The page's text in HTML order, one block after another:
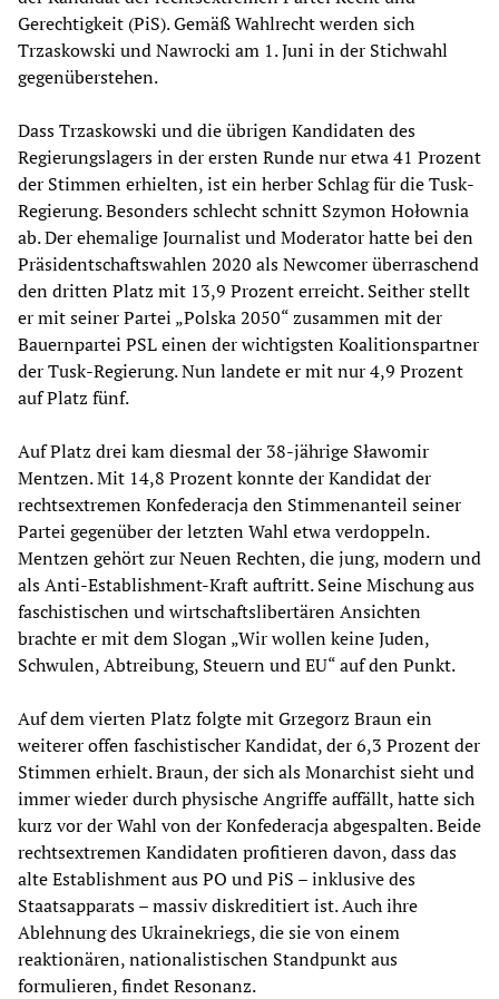
Gerechtigkeit (PiS). Gemäß Wahlrecht werden sich
Trzaskowski und Nawrocki am 1. Juni in der Stichwahl
gegenüberstehen.
Dass Trzaskowski und die übrigen Kandidaten des
Regierungslagers in der ersten Runde nur etwa 41 Prozent
der Stimmen erhielten, ist ein herber Schlag für die Tusk-
Regierung. Besonders schlecht schnitt Szymon Hołownia
ab. Der ehemalige Journalist und Moderator hatte bei den
Präsidentschaftswahlen 2020 als Newcomer überraschend
den dritten Platz mit 13,9 Prozent erreicht. Seither stellt
er mit seiner Partei „Polska 2050“ zusammen mit der
Bauernpartei PSL einen der wichtigsten Koalitionspartner
der Tusk-Regierung. Nun landete er mit nur 4,9 Prozent
auf Platz fünf.
Auf Platz drei kam diesmal der 38-jährige Sławomir
Mentzen. Mit 14,8 Prozent konnte der Kandidat der
rechtsextremen Konfederacja den Stimmenanteil seiner
Partei gegenüber der letzten Wahl etwa verdoppeln.
Mentzen gehört zur Neuen Rechten, die jung, modern und
als Anti-Establishment-Kraft auftritt. Seine Mischung aus
faschistischen und wirtschaftslibertären Ansichten
brachte er mit dem Slogan „Wir wollen keine Juden,
Schwulen, Abtreibung, Steuern und EU“ auf den Punkt.
Auf dem vierten Platz folgte mit Grzegorz Braun ein
weiterer offen faschistischer Kandidat, der 6,3 Prozent der
Stimmen erhielt. Braun, der sich als Monarchist sieht und
immer wieder durch physische Angriffe auffällt, hatte sich
kurz vor der Wahl von der Konfederacja abgespalten. Beide
rechtsextremen Kandidaten profitieren davon, dass das
alte Establishment aus PO und PiS – inklusive des
Staatsapparats – massiv diskreditiert ist. Auch ihre
Ablehnung des Ukrainekriegs, die sie von einem
reaktionären, nationalistischen Standpunkt aus
formulieren, findet Resonanz.